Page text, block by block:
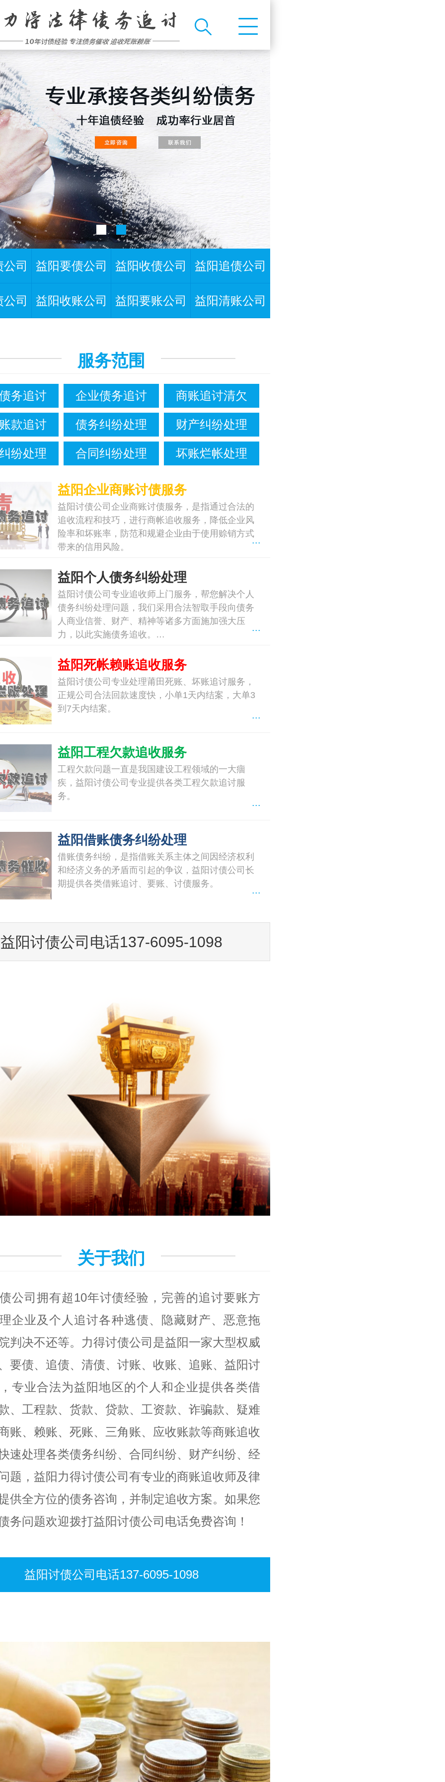
司 益阳要债公司 益阳收债公司 益阳追债公司
司 益阳收账公司 益阳要账公司 益阳清账公司
服务范围
务追讨 企业债务追讨 商账追讨清欠
款追讨 债务纠纷处理 财产纠纷处理
纷处理 合同纠纷处理 坏账烂帐处理
益阳企业商账讨债服务
益阳讨债公司企业商账讨债服务，是指通过合法的
追收流程和技巧，进行商帐追收服务，降低企业风
险率和坏账率，防范和规避企业由于使用赊销方式
带来的信用风险。
...
益阳个人债务纠纷处理
益阳讨债公司专业追收师上门服务，帮您解决个人
债务纠纷处理问题，我们采用合法智取手段向债务
人商业信誉、财产、精神等诸多方面施加强大压
力，以此实施债务追收。…
...
益阳死帐赖账追收服务
益阳讨债公司专业处理莆田死账、坏账追讨服务，
正规公司合法回款速度快，小单1天内结案，大单3
到7天内结案。
...
益阳工程欠款追收服务
工程欠款问题一直是我国建设工程领域的一大痼
疾，益阳讨债公司专业提供各类工程欠款追讨服
务。
...
益阳借账债务纠纷处理
借账债务纠纷，是指借账关系主体之间因经济权利
和经济义务的矛盾而引起的争议，益阳讨债公司长
期提供各类借账追讨、要账、讨债服务。
...
益阳讨债公司电话137-6095-1098
关于我们
公司拥有超10年讨债经验，完善的追讨要账方
企业及个人追讨各种逃债、隐藏财产、恶意拖
判决不还等。力得讨债公司是益阳一家大型权威
要债、追债、清债、讨账、收账、追账、益阳讨
专业合法为益阳地区的个人和企业提供各类借
、工程款、货款、贷款、工资款、诈骗款、疑难
账、赖账、死账、三角账、应收账款等商账追收
速处理各类债务纠纷、合同纠纷、财产纠纷、经
题，益阳力得讨债公司有专业的商账追收师及律
供全方位的债务咨询，并制定追收方案。如果您
务问题欢迎拨打益阳讨债公司电话免费咨询！
益阳讨债公司电话137-6095-1098